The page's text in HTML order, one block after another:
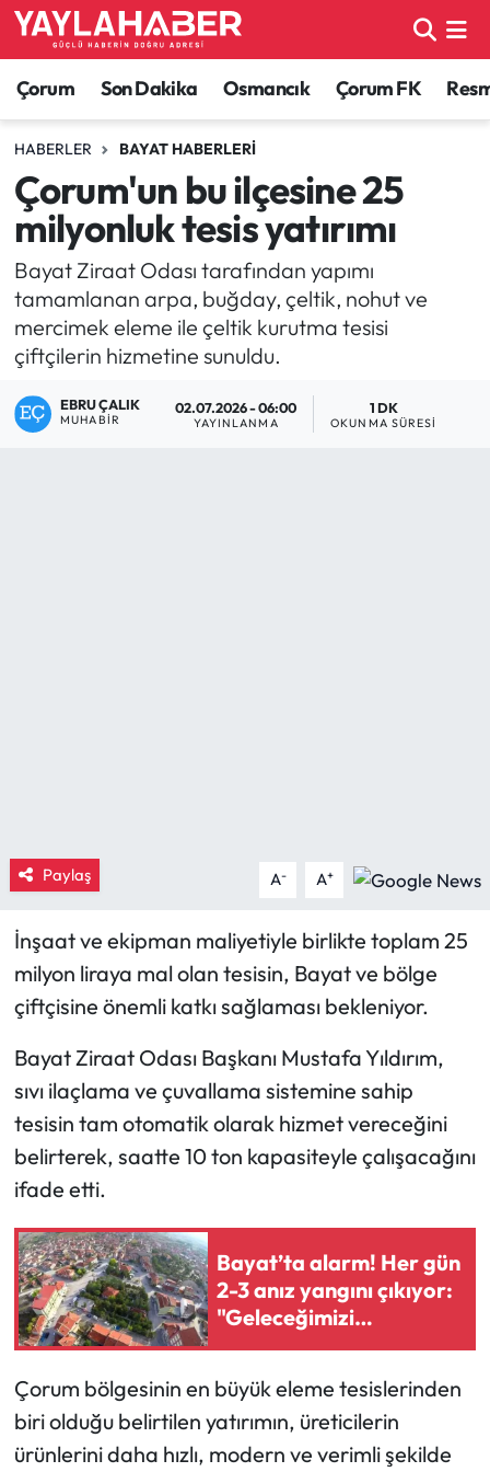
Çorum Son Dakika Osmancık Çorum FK
HABERLER BAYAT HABERLERI
Çorum'un bu ilçesine 25
milyonluk tesis yatırımı
Bayat Ziraat Odası tarafından yapımı
tamamlanan arpa, buğday, çeltik, nohut ve
mercimek eleme ile çeltik kurutma tesisi
çiftçilerin hizmetine sunuldu.
EBRU ÇALIK
MUHABIR
02.07.2026 - 06:00
YAYINLANMA
1 DK
OKUNMA SÜRESI
Paylaş A- A+
İnşaat ve ekipman maliyetiyle birlikte toplam 25
milyon liraya mal olan tesisin, Bayat ve bölge
çiftçisine önemli katkı sağlaması bekleniyor.
Bayat Ziraat Odası Başkanı Mustafa Yıldırım,
sıvı ilaçlama ve çuvallama sistemine sahip
tesisin tam otomatik olarak hizmet vereceğini
belirterek, saatte 10 ton kapasiteyle çalışacağını
ifade etti.
Bayat’ta alarm! Her gün
2-3 anız yangını çıkıyor:
"Geleceğimizi
yakmayın!"
Çorum bölgesinin en büyük eleme tesislerinden
biri olduğu belirtilen yatırımın, üreticilerin
ürünlerini daha hızlı, modern ve verimli şekilde
Alaca Haberleri
Bayat Haberleri
Bilgi - Keşfet Haberleri
Bilim ve Teknoloji
Boğazkale Haberleri
Çorum Haberleri
Çorum Son Dakika Haberleri
Kültür Sanat
Magazin
Oğuzlar Haberleri
Ortaköy Haberleri
Osmancık Haberleri
Otomotiv
Resmi İlan
Sağlık
Çorum Nöbetçi Eczaneler
Çorum Hava Durumu
Çorum Namaz Vakitleri
Çorum Trafik Yoğunluk Haritası
TFF 1.Lig Puan Durumu ve Fikstür
Tüm Manşetler
Son Dakika Haberleri